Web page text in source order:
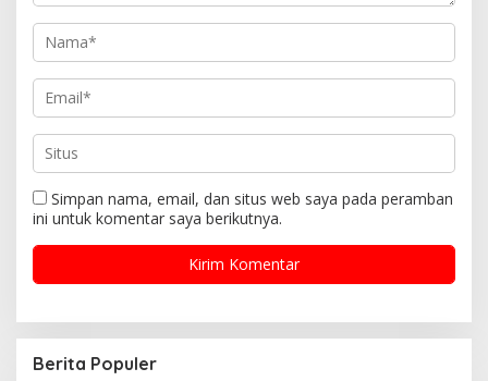
Simpan nama, email, dan situs web saya pada peramban
ini untuk komentar saya berikutnya.
Berita Populer